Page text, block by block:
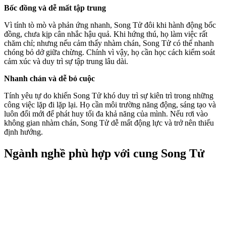
Bốc đồng và dễ mất tập trung
Vì tính tò mò và phản ứng nhanh, Song Tử đôi khi hành động bốc
đồng, chưa kịp cân nhắc hậu quả. Khi hứng thú, họ làm việc rất
chăm chỉ; nhưng nếu cảm thấy nhàm chán, Song Tử có thể nhanh
chóng bỏ dở giữa chừng. Chính vì vậy, họ cần học cách kiểm soát
cảm xúc và duy trì sự tập trung lâu dài.
Nhanh chán và dễ bỏ cuộc
Tính yêu tự do khiến Song Tử khó duy trì sự kiên trì trong những
công việc lặp đi lặp lại. Họ cần môi trường năng động, sáng tạo và
luôn đổi mới để phát huy tối đa khả năng của mình. Nếu rơi vào
không gian nhàm chán, Song Tử dễ mất động lực và trở nên thiếu
định hướng.
Ngành nghề phù hợp với cung Song Tử